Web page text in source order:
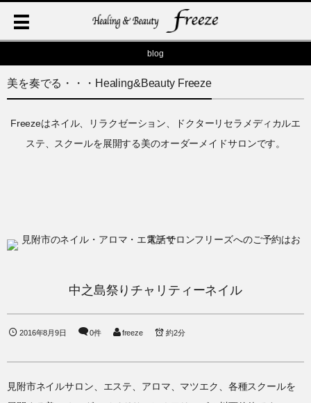
blog
美を奏でる・・・Healing&Beauty Freeze
Freezeはネイル、リラクゼーション、ドクターリセラメディカルエ
ステ、スクールを展開する美のオーダーメイドサロンです。
中之島祭りチャリティーネイル
2016年8月9日 0件 freeze 約2分
見附市ネイルサロン、エステ、アロマ、マツエク、各種スクールを